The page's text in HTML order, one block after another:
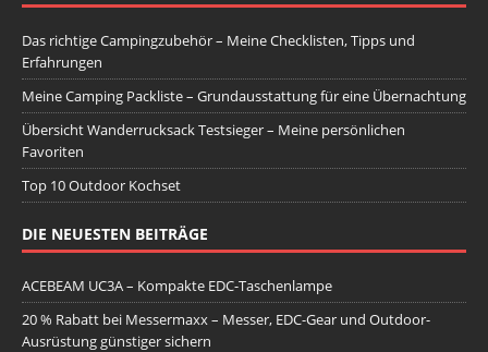
Das richtige Campingzubehör – Meine Checklisten, Tipps und
Erfahrungen
Meine Camping Packliste – Grundausstattung für eine Übernachtung
Übersicht Wanderrucksack Testsieger – Meine persönlichen
Favoriten
Top 10 Outdoor Kochset
DIE NEUESTEN BEITRÄGE
ACEBEAM UC3A – Kompakte EDC-Taschenlampe
20 % Rabatt bei Messermaxx – Messer, EDC-Gear und Outdoor-
Ausrüstung günstiger sichern